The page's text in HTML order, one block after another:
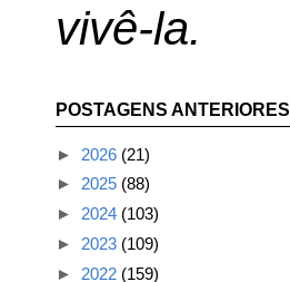
vivê-la.
POSTAGENS ANTERIORES
► 2026 (21)
► 2025 (88)
► 2024 (103)
► 2023 (109)
► 2022 (159)